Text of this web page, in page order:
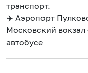
транспорт.
✈️ Аэропорт
Московский вокзал
автобусе